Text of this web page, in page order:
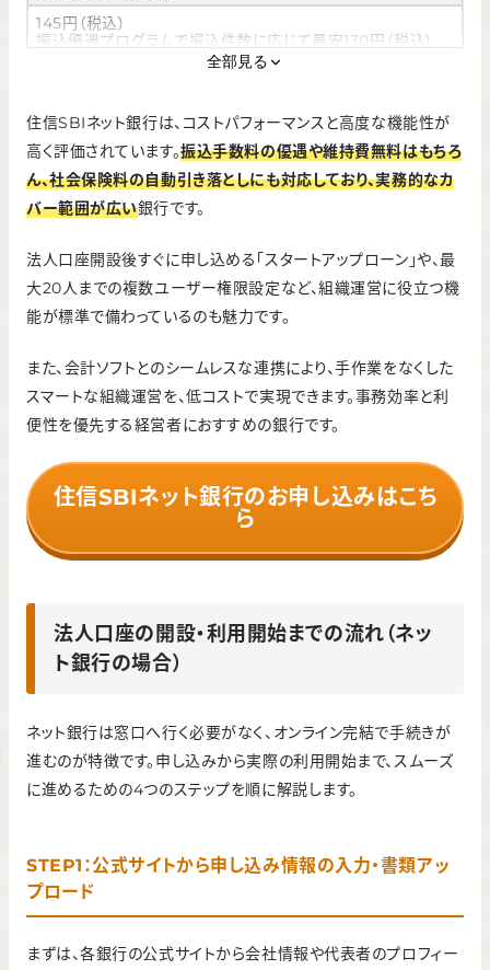
145円（税込）
振込優遇プログラムで振込件数に応じて最安130円（税込）
110円（税込）
※ゆうちょ銀行ATMのみ330円（税込）
インターネットバンキング手数料
無料
無料
全部見る
住信SBIネット銀行は、コストパフォーマンスと高度な機能性が
高く評価されています。振込手数料の優遇や維持費無料はもちろ
ん、社会保険料の自動引き落としにも対応しており、実務的なカ
バー範囲が広い銀行です。
法人口座開設後すぐに申し込める「スタートアップローン」や、最
大20人までの複数ユーザー権限設定など、組織運営に役立つ機
能が標準で備わっているのも魅力です。
また、会計ソフトとのシームレスな連携により、手作業をなくした
スマートな組織運営を、低コストで実現できます。事務効率と利
便性を優先する経営者におすすめの銀行です。
住信SBIネット銀行のお申し込みはこち
ら
法人口座の開設・利用開始までの流れ（ネッ
ト銀行の場合）
ネット銀行は窓口へ行く必要がなく、オンライン完結で手続きが
進むのが特徴です。申し込みから実際の利用開始まで、スムーズ
に進めるための4つのステップを順に解説します。
STEP1：公式サイトから申し込み情報の入力・書類アッ
プロード
まずは、各銀行の公式サイトから会社情報や代表者のプロフィー